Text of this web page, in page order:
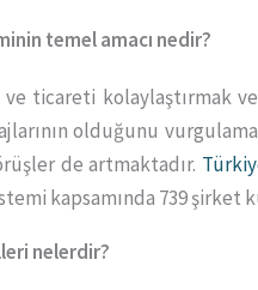
temel amacı nedir?
ve ticareti
olduğunu
de artmaktadır.
kapsamında 739 şirket
nelerdir?